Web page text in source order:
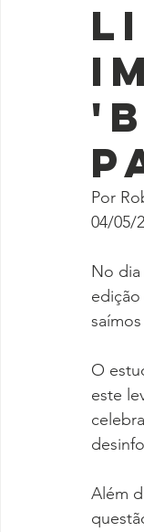
Por
04/05/
No dia
O
este
Além